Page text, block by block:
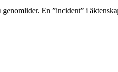
En ”incident” i